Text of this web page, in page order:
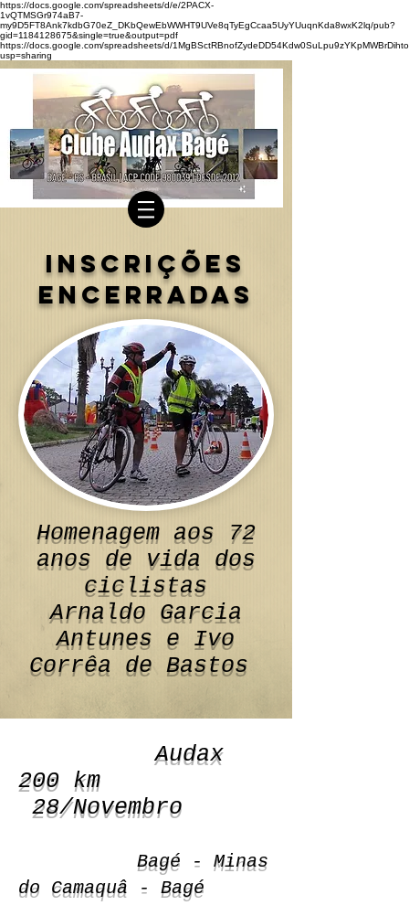
https://docs.google.com/spreadsheets/d/e/2PACX-
1vQTMSGr974aB7-
my9D5FT8Ank7kdbG70eZ_DKbQewEbWWHT9UVe8qTyEgCcaa5UyYUuqnKda8wxK2lq/pub?
gid=1184128675&single=true&output=pdf
https://docs.google.com/spreadsheets/d/
usp=sharing
inscrições
encerradas
Homenagem aos 72
anos de vida dos
ciclistas
Arnaldo Garcia
Antunes e Ivo
Corrêa de Bastos
Audax
200 km
28/Novembro
Bagé - Minas
do Camaquâ - Bagé